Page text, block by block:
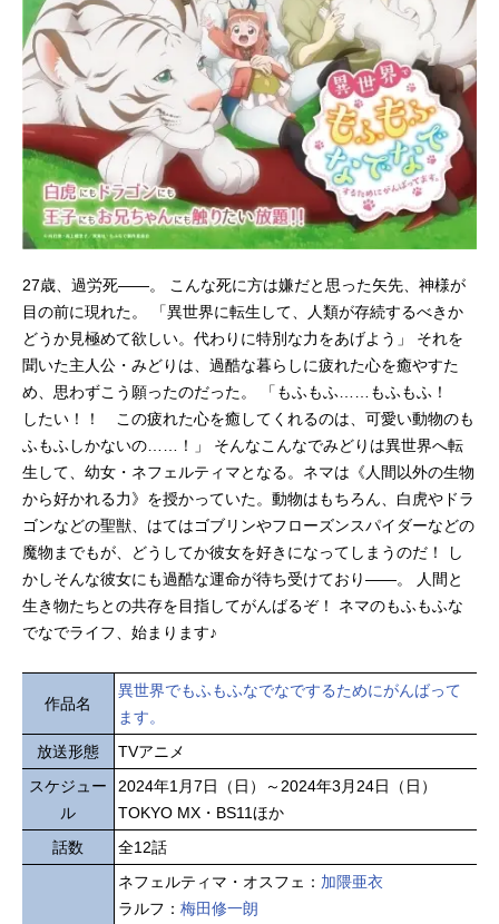
27歳、過労死――。 こんな死に方は嫌だと思った矢先、神様が
目の前に現れた。 「異世界に転生して、人類が存続するべきか
どうか見極めて欲しい。代わりに特別な力をあげよう」 それを
聞いた主人公・みどりは、過酷な暮らしに疲れた心を癒やすた
め、思わずこう願ったのだった。 「もふもふ……もふもふ！
したい！！ この疲れた心を癒してくれるのは、可愛い動物のも
ふもふしかないの……！」 そんなこんなでみどりは異世界へ転
生して、幼女・ネフェルティマとなる。ネマは《人間以外の生物
から好かれる力》を授かっていた。動物はもちろん、白虎やドラ
ゴンなどの聖獣、はてはゴブリンやフローズンスパイダーなどの
魔物までもが、どうしてか彼女を好きになってしまうのだ！ し
かしそんな彼女にも過酷な運命が待ち受けており――。 人間と
生き物たちとの共存を目指してがんばるぞ！ ネマのもふもふな
でなでライフ、始まります♪
作品名
異世界でもふもふなでなでするためにがんばって
ます。
放送形態
TVアニメ
スケジュー
ル
2024年1月7日（日）～2024年3月24日（日）
TOKYO MX・BS11ほか
話数
全12話
ネフェルティマ・オスフェ： 加隈亜衣
ラルフ： 梅田修一朗